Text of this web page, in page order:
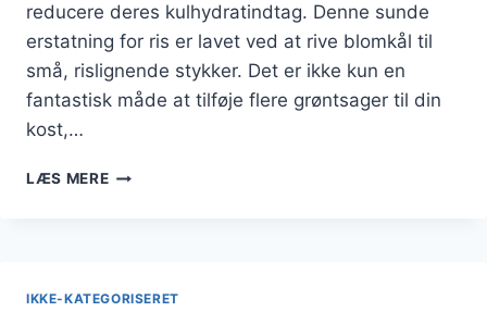
reducere deres kulhydratindtag. Denne sunde
erstatning for ris er lavet ved at rive blomkål til
små, rislignende stykker. Det er ikke kun en
fantastisk måde at tilføje flere grøntsager til din
kost,…
LÆS MEREBLOMKÅLSRIS
IKKE-KATEGORISERET